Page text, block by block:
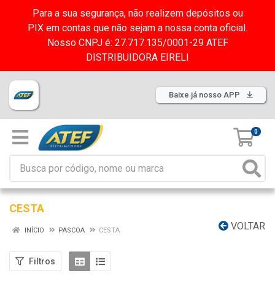
Para a sua segurança, não realizem depósitos ou
PIX em contas que não sejam a nossa conta oficial.
Nosso CNPJ é: 27.717.135/0001-29 ATEF
DISTRIBUIDORA EIRELI
Baixe já nosso APP
0
CESTA
VOLTAR
INÍCIO PASCOA CESTA
Filtros